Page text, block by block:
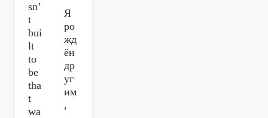
sn’
t
bui
lt
to
be
tha
t
wa
Я
ро
жд
ён
др
уг
им
,